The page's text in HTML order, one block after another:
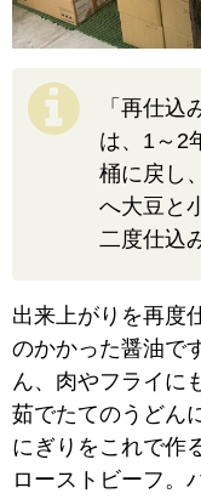
「再仕
は、1～2
桶に戻し
へ大豆と
二度仕込
出来上がりを再度
のかかった醤油で
ん、肉やフライに
茹でたてのうどん
にぎりをこれで作
ローストビーフ。